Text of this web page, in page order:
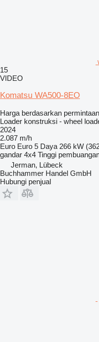
15
VIDEO
Komatsu WA500-8EO
Harga berdasarkan permintaan
Loader konstruksi - wheel
2024
2.087 m/h
Euro Euro 5 Daya 266 kW
gandar 4x4 Tinggi
Jerman, Lübeck
Buchhammer Handel GmbH
Hubungi penjual